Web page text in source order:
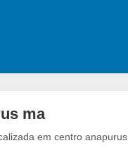
ma
em centro anapurus.